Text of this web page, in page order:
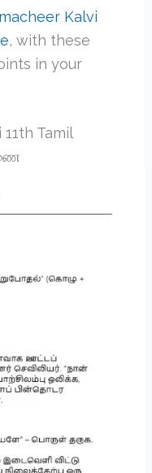
Kalvi
, with these
in your
Tamil